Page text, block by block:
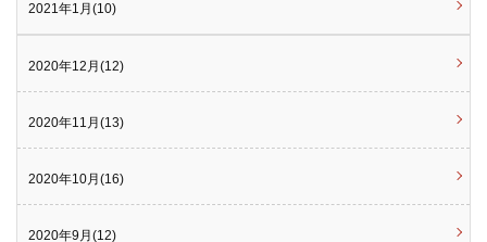
2021年1月(10)
2020年12月(12)
2020年11月(13)
2020年10月(16)
2020年9月(12)